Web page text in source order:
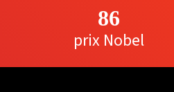
86
prix Nobel